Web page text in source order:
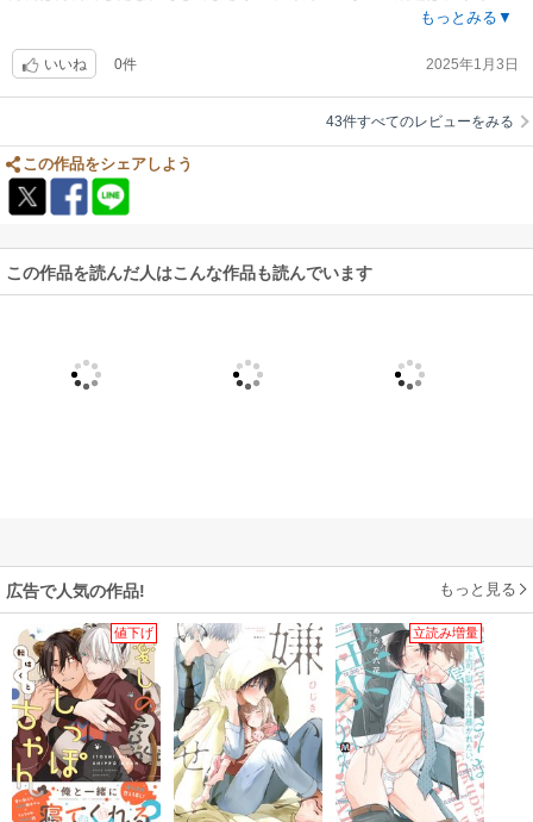
もっとみる▼
いいね 0件 2025年1月3日
43件すべてのレビューをみる
この作品をシェアしよう
この作品を読んだ人はこんな作品も読んでいます
広告で人気の作品! もっと見る
値下げ 立読み増量